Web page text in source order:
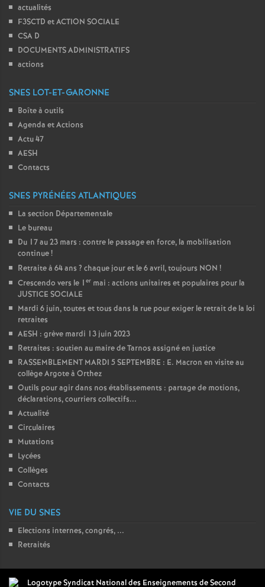
actualités
F3SCTD et ACTION SOCIALE
CSA D
DOCUMENTS ADMINISTRATIFS
actions
SNES LOT-ET-GARONNE
Boîte à outils
Agenda et Actions
Actu 47
AESH
Contacts
SNES PYRÉNÉES ATLANTIQUES
La section Départementale
Le bureau
Du 17 au 23 mars : contre le passage en force, la mobilisation
continue!
Retraite à 64 ans ? chaque jour et le 6 avril, toujours NON !
Crescendo vers le 1 er mai : actions unitaires et populaires pour la
JUSTICE SOCIALE
Mardi 6 juin, toutes et tous dans la rue pour exiger le retrait de la loi
retraites
AESH : grève mardi 13 juin 2023
Retraites : soutien au maire de Tarnos assigné en justice
RASSEMBLEMENT MARDI 5 SEPTEMBRE : E. Macron en visite au
collège Argote à Orthez
Outils pour agir dans nos établissements : partage de motions,
déclarations, courriers collectifs...
Actualité
Circulaires
Mutations
Lycées
Collèges
Contacts
VIE DU SNES
Elections internes, congrés, ...
Retraités